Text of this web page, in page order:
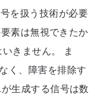
を扱う技術が必要
素は無視できたか
きません。 ま
く、障害を排除す
生成する信号は数